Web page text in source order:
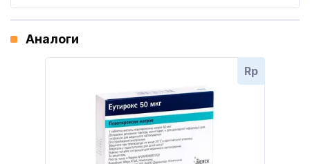
Аналоги
Rp